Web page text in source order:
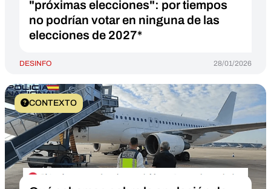
"próximas elecciones": por tiempos
no podrían votar en ninguna de las
elecciones de 2027*
DESINFO 28/01/2026
CONTEXTO